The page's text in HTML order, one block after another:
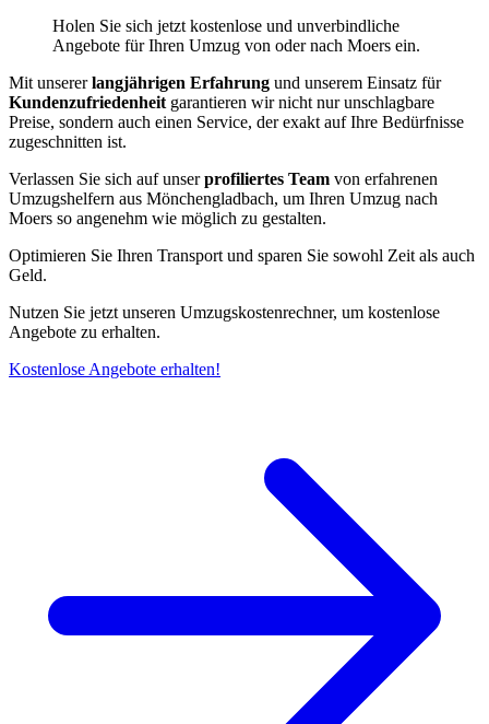
Holen Sie sich jetzt kostenlose und unverbindliche
Angebote für Ihren Umzug von oder nach Moers ein.
Mit unsererlangjährigen Erfahrung und unserem Einsatz für
Kundenzufriedenheit garantieren wir nicht nur unschlagbare
Preise, sondern auch einen Service, der exakt auf Ihre Bedürfnisse
zugeschnitten ist.
Verlassen Sie sich auf unserprofiliertes Team von erfahrenen
Umzugshelfern aus Mönchengladbach, um Ihren Umzug nach
Moers so angenehm wie möglich zu gestalten.
Optimieren Sie Ihren Transport und sparen Sie sowohl Zeit als auch
Geld.
Nutzen Sie jetzt unseren Umzugskostenrechner, um kostenlose
Angebote zu erhalten.
Kostenlose Angebote erhalten!